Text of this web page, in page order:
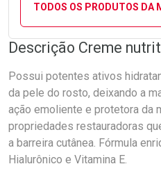
TODOS OS PRODUTOS DA
Descrição Creme
Possui potentes ativos
da pele do rosto, deixando a
ação emoliente e protetora da
propriedades restauradoras
a barreira cutânea. Fórmula
Hialurônico e Vitamina E.